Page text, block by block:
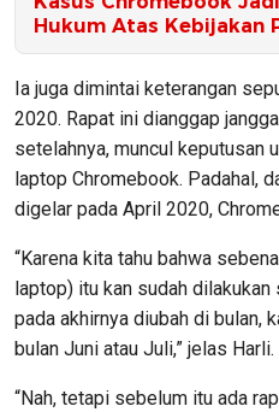
Hukum Atas Kebijakan
Ia juga dimintai keterangan
2020. Rapat ini dianggap
setelahnya, muncul keputusan
laptop Chromebook. Padahal,
digelar pada April 2020,
“Karena kita tahu bahwa
laptop) itu kan sudah
pada akhirnya diubah di bulan,
bulan Juni atau Juli,” jelas Harli.
“Nah, tetapi sebelum itu ada